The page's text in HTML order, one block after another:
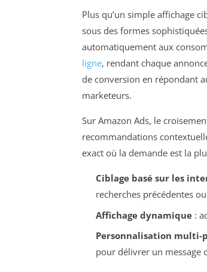
Plus qu’un simple affichage
sous des formes
automatiquement aux
ligne, rendant chaque
de conversion en répondant
marketeurs.
Sur Amazon Ads, le
recommandations
exact où la demande est la
Ciblage basé sur les
recherches précédentes
Affichage dynamique:
Personnalisation multi-
pour délivrer un message